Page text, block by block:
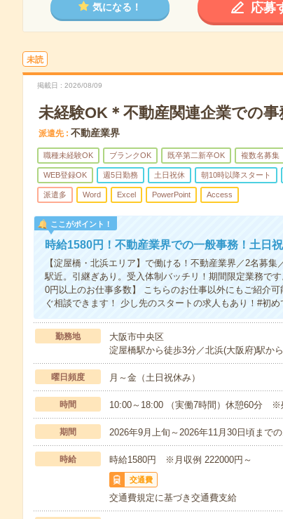
気になる！ 応募
未読
掲載日 2026/08/09
未経験OK＊不動産関連企業での
派遣先 不動産業界
職種未経験OK ブランクOK 既卒第二新卒OK 複数名募集
WEB登録OK 週5日勤務 土日祝休 朝10時以降スタート
派遣多 Word Excel PowerPoint Access
ここがポイント！
時給1580円！不動産業界での一般事務！土日
【淀屋橋・北浜エリア】で働ける！不動産業界／2名募
駅近。引継ぎあり。受入体制バッチリ！期間限定業務で
0円以上のお仕事多数】 こちらのお仕事以外にもご紹介
ぐ相談できます！ 少し先のスタートの求人もあり！#初め
勤務地
大阪市中央区
淀屋橋駅から徒歩3分／北浜(大阪府)駅か
曜日頻度 月～金（土日祝休み）
時間 10:00～18:00 （実働7時間）休憩60分 ※
期間 2026年9月上旬～2026年11月30日頃まで
時給 時給1580円 ※月収例 222000円～
交通費
交通費規定に基づき交通費支給